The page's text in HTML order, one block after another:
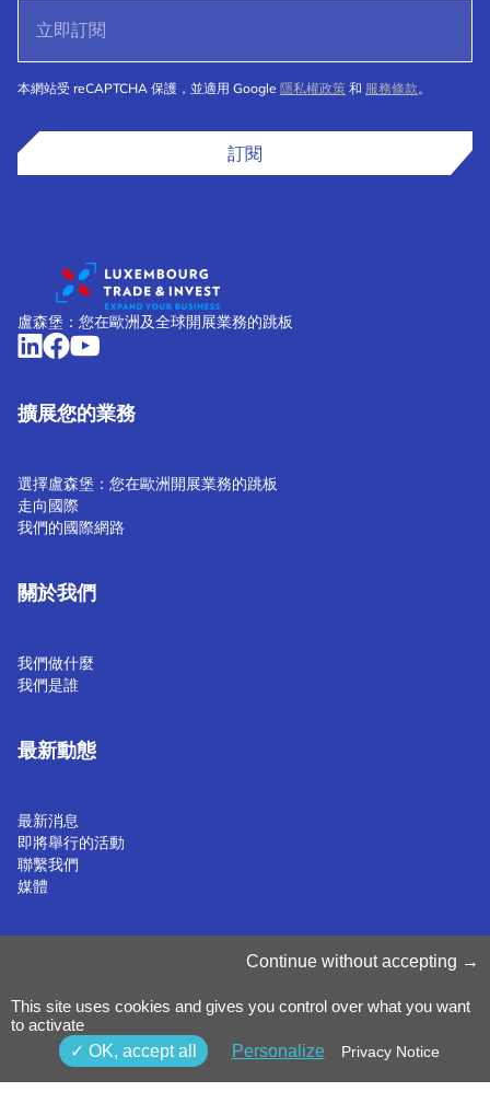
本網站受 reCAPTCHA 保護，並適用 Google 隱私權政策 和 服務條款。
訂閱
盧森堡：您在歐洲及全球開展業務的跳板
擴展您的業務
選擇盧森堡：您在歐洲開展業務的跳板
走向國際
我們的國際網路
關於我們
我們做什麼
我們是誰
最新動態
最新消息
即將舉行的活動
聯繫我們
媒體
隱私聲明
條款和條件
舉報政策
©2025 Luxinnovation GIE
Continue without accepting
This site uses cookies and gives you control over what you want
to activate
OK, accept all
Personalize Privacy Notice